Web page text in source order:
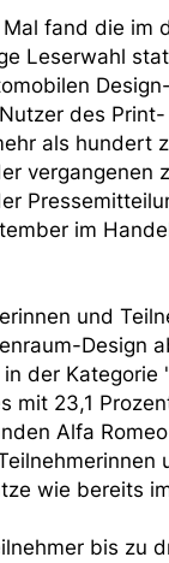
fand die im
Leserwahl
des
als hundert
vergangenen
im
und
Design
der Kategorie
mit 23,1
Alfa
wie bereits
bis zu